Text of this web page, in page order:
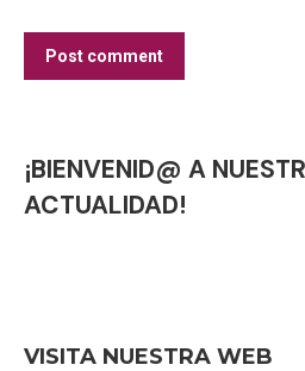
Post comment
¡BIENVENID@ A
ACTUALIDAD!
VISITA NUESTRA WEB